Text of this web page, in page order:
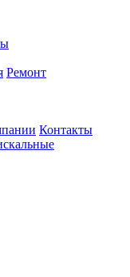
Ремонт
Контакты